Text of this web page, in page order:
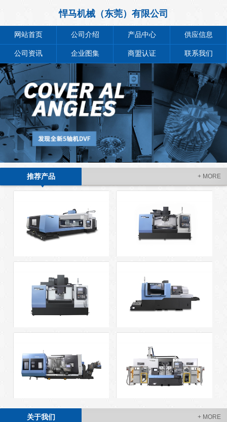
悍马机械（东莞）有限公司
网站首页 公司介绍 产品中心 供应信息
公司资讯 企业图集 商盟认证 联系我们
+ MORE
推荐产品
PUMA SMX series
PUMA TW series
+ MORE
关于我们